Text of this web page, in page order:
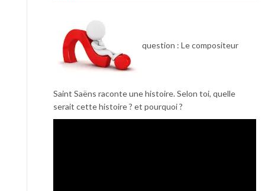
question : Le compositeur
Saint Saëns raconte une histoire. Selon toi, quelle
serait cette histoire ? et pourquoi ?